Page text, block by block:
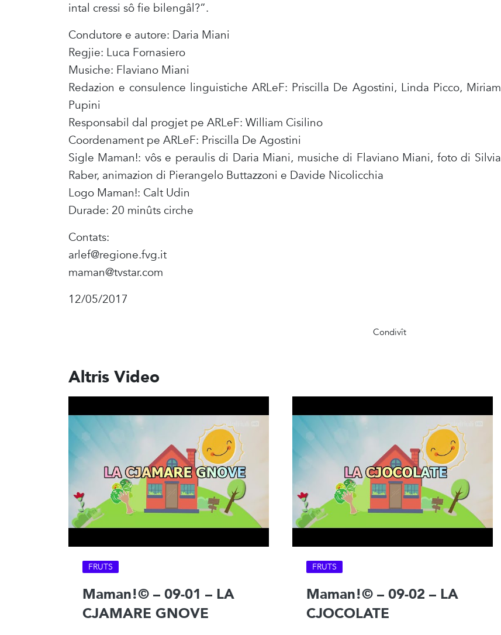
intal cressi sô fie bilengâl?”.
Condutore e autore: Daria Miani
Regjie: Luca Fornasiero
Musiche: Flaviano Miani
Redazion e consulence linguistiche ARLeF: Priscilla De Agostini, Linda Picco, Miriam
Pupini
Responsabil dal progjet pe ARLeF: William Cisilino
Coordenament pe ARLeF: Priscilla De Agostini
Sigle Maman!: vôs e peraulis di Daria Miani, musiche di Flaviano Miani, foto di Silvia
Raber, animazion di Pierangelo Buttazzoni e Davide Nicolicchia
Logo Maman!: Calt Udin
Durade: 20 minûts cirche
Contats:
arlef@regione.fvg.it
maman@tvstar.com
12/05/2017
Condivît
Altris Video
FRUTS
Maman!© – 09-01 – LA
CJAMARE GNOVE
FRUTS
Maman!© – 09-02 – LA
CJOCOLATE